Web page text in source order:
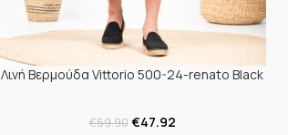
Λινή Βερμούδα Vittorio 500-24-renato Black
€59.90 €47.92